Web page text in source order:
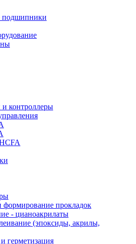
подшипники
и контроллеры
формирование прокладок
- цианоакрилаты
(эпоксиды, акрилы,
герметизация